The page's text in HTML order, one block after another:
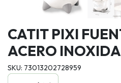
CATIT PIXI
ACERO
SKU: 73013202728959